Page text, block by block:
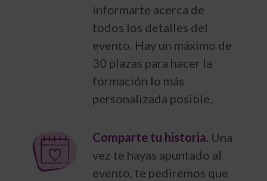
informarte acerca de
todos los detalles del
evento. Hay un máximo de
30 plazas para hacer la
formación lo más
personalizada posible.
Comparte tu historia. Una
vez te hayas apuntado al
evento, te pediremos que